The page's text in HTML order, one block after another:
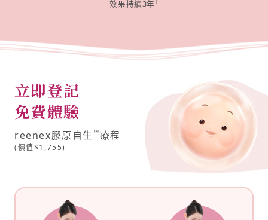
效果持續3年1
立即登記
免費體驗
reenex膠原自生™療程
(價值$1,755)